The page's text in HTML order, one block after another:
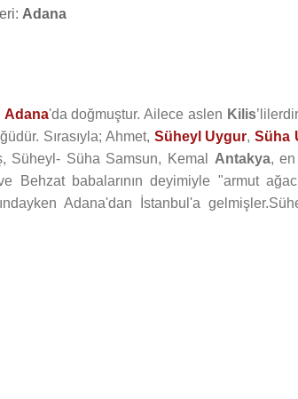
Adana
Adana'da doğmuştur. Ailece aslen Kilis
Sırasıyla; Ahmet, Süheyl Uygur,Süha
Süheyl- Süha Samsun, Kemal Antakya,
Behzat babalarının deyimiyle "armut
Adana'dan İstanbul'a